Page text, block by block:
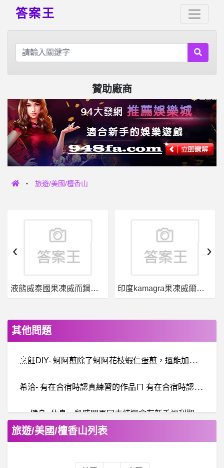
答案王
贊助廠商
旅遊/美國/檀香山
液態威泰國果凍威而鋼哪裡買 印度kamagra果凍威爾剛用於治療男性勃起功能障礙
‹ ›
其他問題
烹
飪DIY- 蚵阿煎除了蚵阿花枝蝦仁蛋煎，還能加啥 蚵阿煎除了蚵阿花枝蝦仁蛋煎，還能加啥
希
洽- 有在合宿時認真練習的作品ㄇ 有在合宿時認真練習的作品ㄇ
健身- 休息一段時間再回去練還會有新手福利期
棒球- 穀保林潘 穀保林潘
旅遊/美國/檀香山列表